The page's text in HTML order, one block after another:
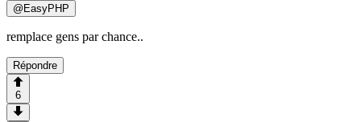
@EasyPHP
remplace gens par chance..
Répondre
6